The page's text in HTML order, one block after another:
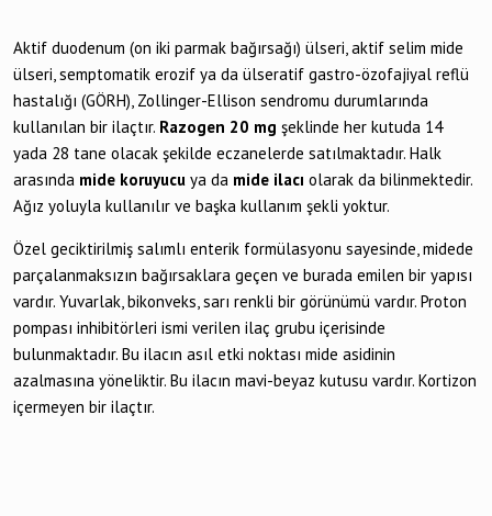
Aktif duodenum (on iki parmak bağırsağı) ülseri, aktif selim mide
ülseri, semptomatik erozif ya da ülseratif gastro-özofajiyal reflü
hastalığı (GÖRH), Zollinger-Ellison sendromu durumlarında
kullanılan bir ilaçtır. Razogen 20 mg şeklinde her kutuda 14
yada 28 tane olacak şekilde eczanelerde satılmaktadır. Halk
arasında mide koruyucu ya da mide ilacı olarak da bilinmektedir.
Ağız yoluyla kullanılır ve başka kullanım şekli yoktur.
Özel geciktirilmiş salımlı enterik formülasyonu sayesinde, midede
parçalanmaksızın bağırsaklara geçen ve burada emilen bir yapısı
vardır. Yuvarlak, bikonveks, sarı renkli bir görünümü vardır. Proton
pompası inhibitörleri ismi verilen ilaç grubu içerisinde
bulunmaktadır. Bu ilacın asıl etki noktası mide asidinin
azalmasına yöneliktir. Bu ilacın mavi-beyaz kutusu vardır. Kortizon
içermeyen bir ilaçtır.